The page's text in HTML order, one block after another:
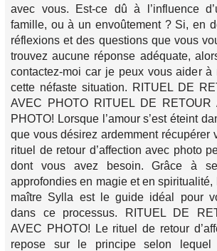
avec vous. Est-ce dû à l’influence
famille, ou à un envoûtement ? Si, en
réflexions et des questions que vous
trouvez aucune réponse adéquate,
contactez-moi car je peux vous aider à
cette néfaste situation. RITUEL DE
AVEC PHOTO RITUEL DE RETOUR
PHOTO! Lorsque l’amour s’est éteint
que vous désirez ardemment récupérer
rituel de retour d’affection avec photo
dont vous avez besoin. Grâce à
approfondies en magie et en spiritualité,
maître Sylla est le guide idéal pour
dans ce processus. RITUEL DE
AVEC PHOTO! Le rituel de retour
repose sur le principe selon lequel